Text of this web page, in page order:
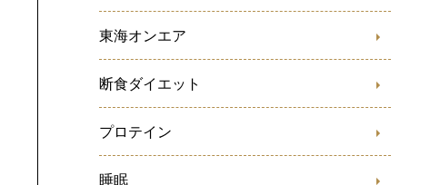
東海オンエア
断食ダイエット
プロテイン
睡眠